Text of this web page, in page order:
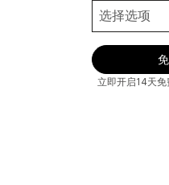
立即开启14天免